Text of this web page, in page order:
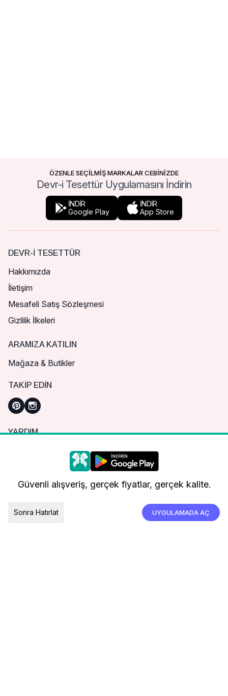
ÖZENLE SEÇİLMİŞ MARKALAR CEBİNİZDE
Devr-i Tesettür Uygulamasını İndirin
İNDİR
Google Play
İNDİR
App Store
DEVR-I TESETTÜR
Hakkımızda
İletişim
Mesafeli Satış Sözleşmesi
Gizlilik İlkeleri
ARAMIZA KATILIN
Mağaza & Butikler
TAKIP EDIN
YARDIM
Sık Sorulan Sorular
Nasıl Sipariş Verebilirim?
Kargo ve Teslimat
Daha iyi bir alışveriş deneyimi için çerezleri
kullanıyoruz.
Güvenli alışveriş, gerçek fiyatlar, gerçek kalite.
Sonra Hatırlat UYGULAMADA AÇ